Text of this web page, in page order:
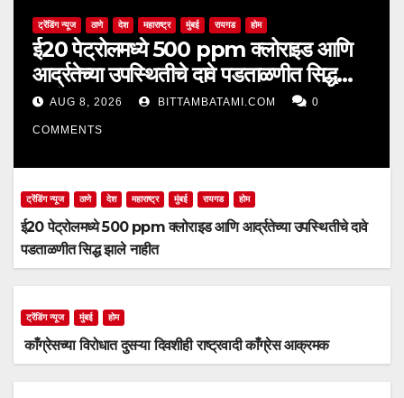
ट्रेंडिंग न्यूज ठाणे देश महाराष्ट्र मुंबई रायगड होम
ई20 पेट्रोलमध्ये 500 ppm क्लोराइड आणि
आर्द्रतेच्या उपस्थितीचे दावे पडताळणीत सिद्ध
झाले नाहीत
AUG 8, 2026 BITTAMBATAMI.COM 0
COMMENTS
ट्रेंडिंग न्यूज ठाणे देश महाराष्ट्र मुंबई रायगड होम
ई20 पेट्रोलमध्ये 500 ppm क्लोराइड आणि आर्द्रतेच्या उपस्थितीचे दावे
पडताळणीत सिद्ध झाले नाहीत
ट्रेंडिंग न्यूज मुंबई होम
काँग्रेसच्या विरोधात दुसऱ्या दिवशीही राष्ट्रवादी काँग्रेस आक्रमक